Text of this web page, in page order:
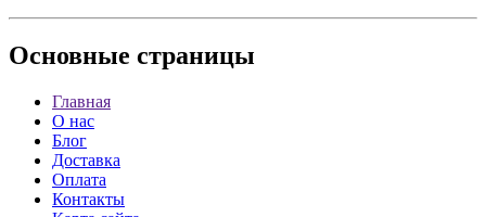
Основные страницы
Главная
О нас
Блог
Доставка
Оплата
Контакты